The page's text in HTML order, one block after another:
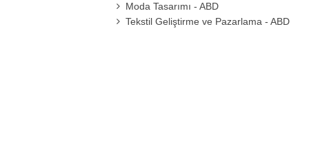
Moda Tasarımı - ABD
Tekstil Geliştirme ve Pazarlama - ABD